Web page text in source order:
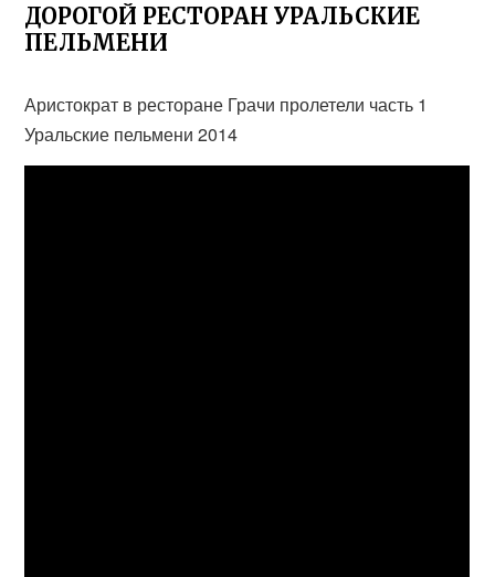
ДОРОГОЙ РЕСТОРАН УРАЛЬСКИЕ
ПЕЛЬМЕНИ
Аристократ в ресторане Грачи пролетели часть 1
Уральские пельмени 2014